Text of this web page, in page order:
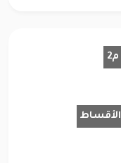
الأقساط